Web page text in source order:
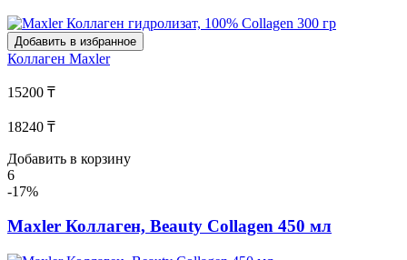
Добавить в избранное
Коллаген Maxler
15200 ₸
18240 ₸
Добавить в корзину
6
-17%
Maxler Коллаген, Beauty Collagen 450 мл